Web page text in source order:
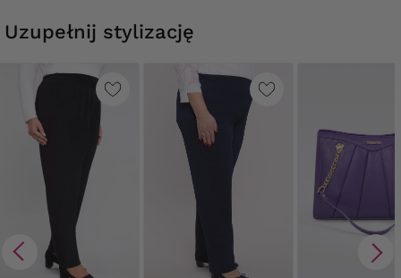
Uzupełnij stylizację